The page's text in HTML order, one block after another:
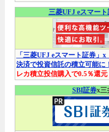
三菱UFJ eスマート
「三菱UFJ eスマート証券」
決済で投資信託の積立可能に
レカ積立投信購入で0.5％還元
SBI証券x三